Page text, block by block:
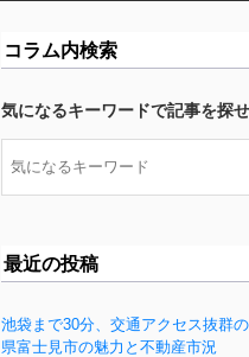
コラム内検索
気になるキーワードで記事を探
索
最近の投稿
池袋まで30分、交通アクセス抜群
県富士見市の魅力と不動産市況